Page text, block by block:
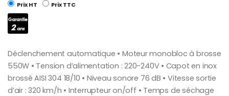
Prix HT Prix TTC
Déclenchement automatique • Moteur monobloc à brosse
550W • Tension d’alimentation : 220-240V • Capot en inox
brossé AISI 304 18/10 • Niveau sonore 76 dB • Vitesse sortie
d’air : 320 km/h • Interrupteur on/off • Temps de séchage